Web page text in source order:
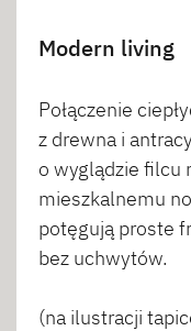
Modern living
Połączenie
z drewna i
o wyglądzie filcu
mieszkalnemu
potęgują proste
bez uchwytów.
(na ilustracji